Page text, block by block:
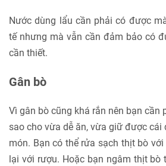
Nước dùng lẩu cần phải có được
tế nhưng mà vẫn cần đảm bảo có
cần thiết.
Gân bò
Vì gân bò cũng khá rắn nên bạn cần
sao cho vừa dễ ăn, vừa giữ được
món. Bạn có thể rửa sạch thịt bò
lại với rượu. Hoặc bạn ngâm thịt bò